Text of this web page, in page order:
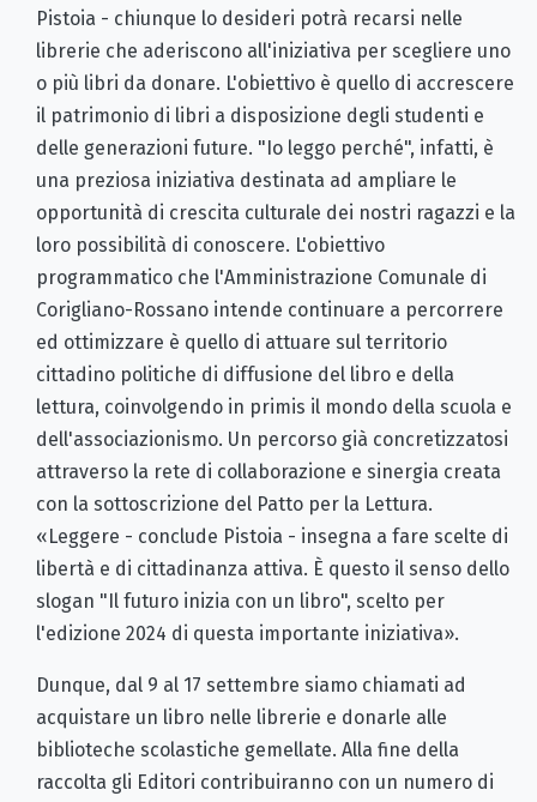
Pistoia - chiunque lo desideri potrà recarsi nelle
librerie che aderiscono all'iniziativa per scegliere uno
o più libri da donare. L'obiettivo è quello di accrescere
il patrimonio di libri a disposizione degli studenti e
delle generazioni future. "Io leggo perché", infatti, è
una preziosa iniziativa destinata ad ampliare le
opportunità di crescita culturale dei nostri ragazzi e la
loro possibilità di conoscere. L'obiettivo
programmatico che l'Amministrazione Comunale di
Corigliano-Rossano intende continuare a percorrere
ed ottimizzare è quello di attuare sul territorio
cittadino politiche di diffusione del libro e della
lettura, coinvolgendo in primis il mondo della scuola e
dell'associazionismo. Un percorso già concretizzatosi
attraverso la rete di collaborazione e sinergia creata
con la sottoscrizione del Patto per la Lettura.
«Leggere - conclude Pistoia - insegna a fare scelte di
libertà e di cittadinanza attiva. È questo il senso dello
slogan "Il futuro inizia con un libro", scelto per
l'edizione 2024 di questa importante iniziativa».
Dunque, dal 9 al 17 settembre siamo chiamati ad
acquistare un libro nelle librerie e donarle alle
biblioteche scolastiche gemellate. Alla fine della
raccolta gli Editori contribuiranno con un numero di